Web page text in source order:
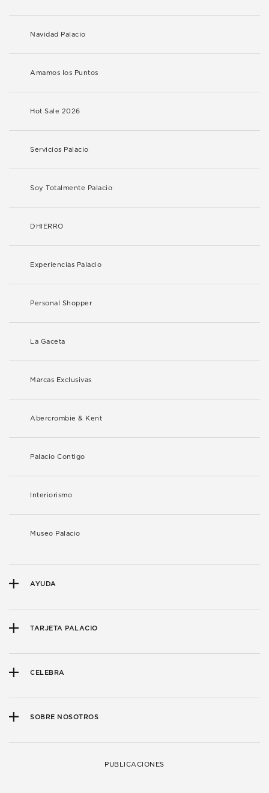
Navidad Palacio
Amamos los Puntos
Hot Sale 2026
Servicios Palacio
Soy Totalmente Palacio
DHIERRO
Experiencias Palacio
Personal Shopper
La Gaceta
Marcas Exclusivas
Abercrombie & Kent
Palacio Contigo
Interiorismo
Museo Palacio
AYUDA
TARJETA PALACIO
CELEBRA
SOBRE NOSOTROS
PUBLICACIONES